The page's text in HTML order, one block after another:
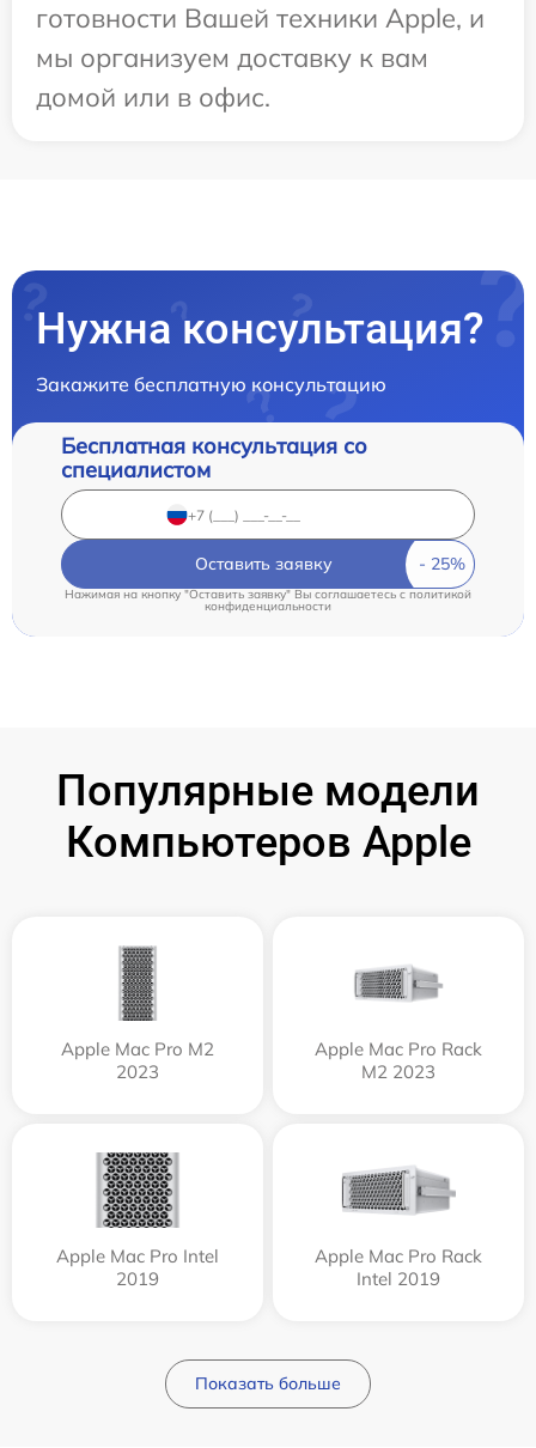
готовности Вашей техники Apple, и
мы организуем доставку к вам
домой или в офис.
Нужна консультация?
Закажите бесплатную консультацию
Бесплатная консультация со
специалистом
Оставить заявку
Нажимая на кнопку "Оставить заявку" Вы соглашаетесь cполитикой
конфиденциальности
Популярные модели
Компьютеров Apple
Apple Mac Pro M2
2023
Apple Mac Pro Rack
M2 2023
Apple Mac Pro Intel
2019
Apple Mac Pro Rack
Intel 2019
Показать больше